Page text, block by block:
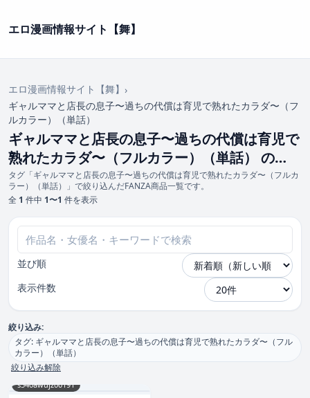
エロ漫画情報サイト【舞】
エロ漫画情報サイト【舞】 ›
ギャルママと店長の息子〜過ちの代償は育児で熟れたカラダ〜（フ
ルカラー）（単話）
ギャルママと店長の息子〜過ちの代償は育児で
熟れたカラダ〜（フルカラー）（単話） の
FANZA商品一覧
タグ「ギャルママと店長の息子〜過ちの代償は育児で熟れたカラダ〜（フルカ
ラー）（単話）」で絞り込んだFANZA商品一覧です。
全 1 件中 1〜1 件を表示
並び順
表示件数
絞り込み:
タグ: ギャルママと店長の息子〜過ちの代償は育児で熟れたカラダ〜（フル
カラー）（単話）
絞り込み解除
s540awujz00191